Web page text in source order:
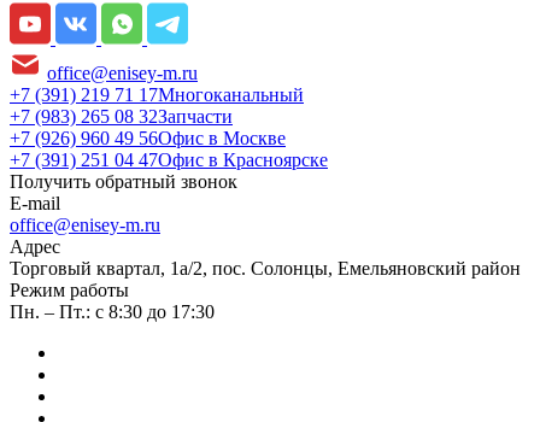
office@enisey-m.ru
+7 (391) 219 71 17Многоканальный
+7 (983) 265 08 32Запчасти
+7 (926) 960 49 56Офис в Москве
+7 (391) 251 04 47Офис в Красноярске
Получить обратный звонок
E-mail
office@enisey-m.ru
Адрес
​Торговый квартал, 1а/2, пос. Солонцы, Емельяновский район
Режим работы
Пн. – Пт.: с 8:30 до 17:30